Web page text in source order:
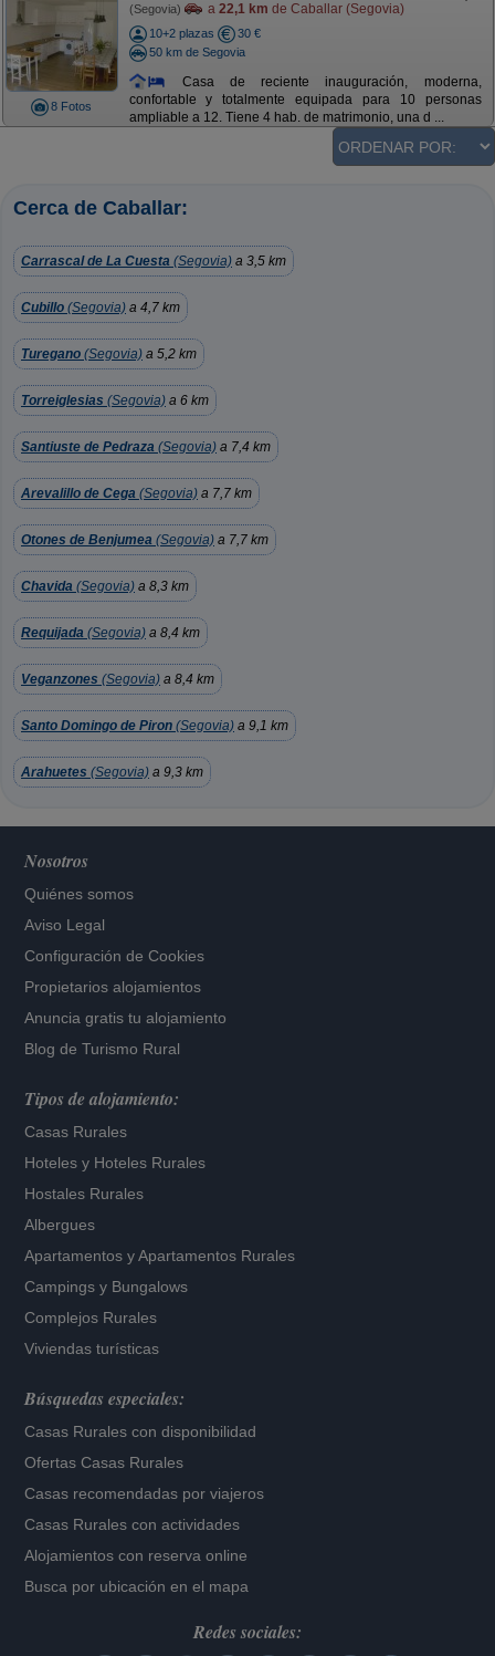
8 Fotos
(Segovia) a 22,1 km de Caballar (Segovia)
10+2 plazas
30 €
50 km de Segovia
Casa de reciente inauguración, moderna,
confortable y totalmente equipada para 10 personas
ampliable a 12. Tiene 4 hab. de matrimonio, una d ...
Cerca de Caballar:
Carrascal de La Cuesta (Segovia) a 3,5 km
Cubillo (Segovia) a 4,7 km
Turegano (Segovia) a 5,2 km
Torreiglesias (Segovia) a 6 km
Santiuste de Pedraza (Segovia) a 7,4 km
Arevalillo de Cega (Segovia) a 7,7 km
Otones de Benjumea (Segovia) a 7,7 km
Chavida (Segovia) a 8,3 km
Requijada (Segovia) a 8,4 km
Veganzones (Segovia) a 8,4 km
Santo Domingo de Piron (Segovia) a 9,1 km
Arahuetes (Segovia) a 9,3 km
Nosotros
Quiénes somos
Aviso Legal
Configuración de Cookies
Propietarios alojamientos
Anuncia gratis tu alojamiento
Blog de Turismo Rural
Tipos de alojamiento:
Casas Rurales
Hoteles y Hoteles Rurales
Hostales Rurales
Albergues
Apartamentos yApartamentos Rurales
Campings y Bungalows
Complejos Rurales
Viviendas turísticas
Búsquedas especiales:
Casas Rurales con disponibilidad
Ofertas Casas Rurales
Casas recomendadas por viajeros
Casas Rurales con actividades
Alojamientos con reserva online
Busca por ubicación en el mapa
Redes sociales: